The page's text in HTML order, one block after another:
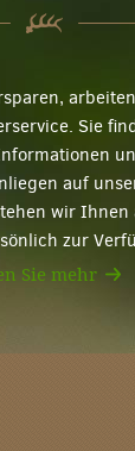
Sie
auf
wir Ihnen
zur
Sie mehr